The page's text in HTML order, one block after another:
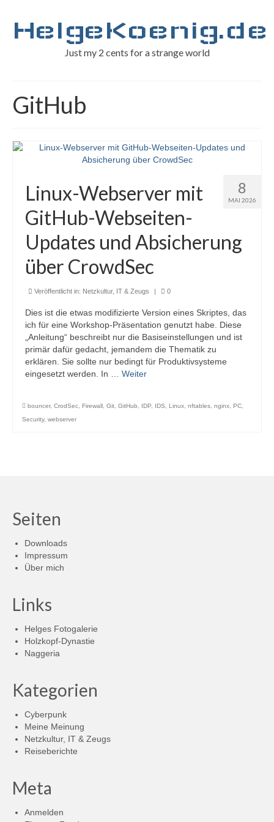
HelgeKoenig.de
Just my 2 cents for a strange world
GitHub
8
MAI 2026
Linux-Webserver mit
GitHub-Webseiten-
Updates und Absicherung
über CrowdSec
Veröffentlicht in: Netzkultur, IT & Zeugs | 0
Dies ist die etwas modifizierte Version eines Skriptes, das
ich für eine Workshop-Präsentation genutzt habe. Diese
„Anleitung“ beschreibt nur die Basiseinstellungen und ist
primär dafür gedacht, jemandem die Thematik zu
erklären. Sie sollte nur bedingt für Produktivsysteme
eingesetzt werden. In … Weiter
bouncer, CrodSec Firewall Git GitHub IDP IDS Linux nftables nginx PC
Security, webserver
Seiten
Downloads
Impressum
Über mich
Links
Helges Fotogalerie
Holzkopf-Dynastie
Naggeria
Kategorien
Cyberpunk
Meine Meinung
Netzkultur, IT & Zeugs
Reiseberichte
Meta
Anmelden